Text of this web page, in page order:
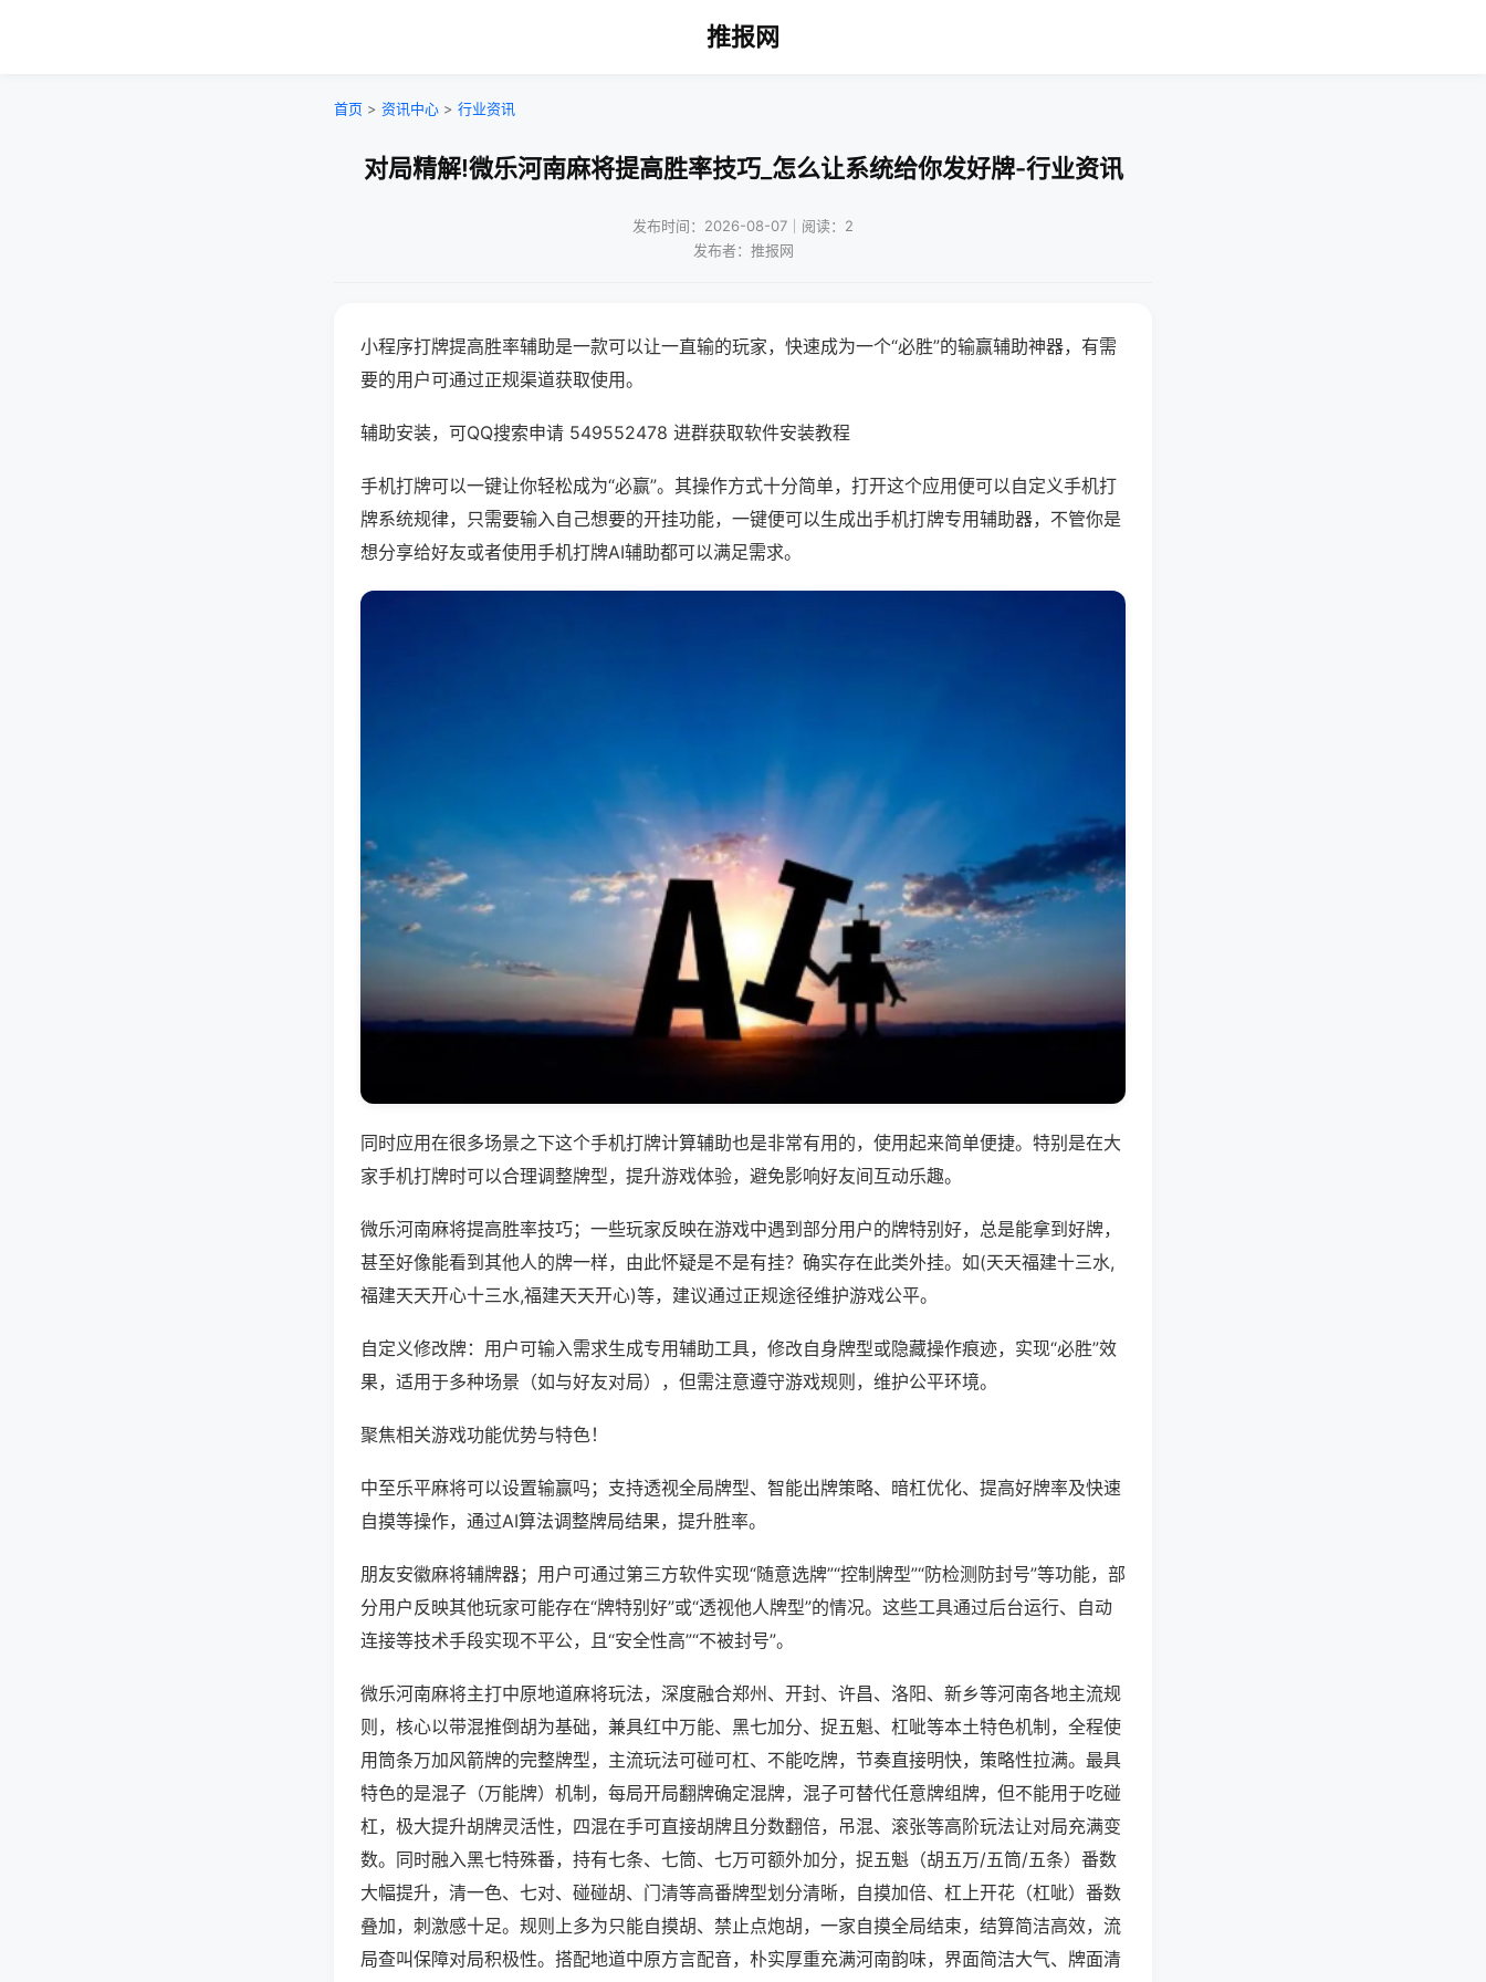
推报网
首页 > 资讯中心 > 行业资讯
对局精解!微乐河南麻将提高胜率技巧_怎么让系统给你发好牌-行业资讯
发布时间：2026-08-07｜阅读：2
发布者：推报网
小程序打牌提高胜率辅助是一款可以让一直输的玩家，快速成为一个“必胜”的输赢辅助神器，有需
要的用户可通过正规渠道获取使用。
辅助安装，可QQ搜索申请 549552478 进群获取软件安装教程
手机打牌可以一键让你轻松成为“必赢”。其操作方式十分简单，打开这个应用便可以自定义手机打
牌系统规律，只需要输入自己想要的开挂功能，一键便可以生成出手机打牌专用辅助器，不管你是
想分享给好友或者使用手机打牌AI辅助都可以满足需求。
同时应用在很多场景之下这个手机打牌计算辅助也是非常有用的，使用起来简单便捷。特别是在大
家手机打牌时可以合理调整牌型，提升游戏体验，避免影响好友间互动乐趣。
微乐河南麻将提高胜率技巧；一些玩家反映在游戏中遇到部分用户的牌特别好，总是能拿到好牌，
甚至好像能看到其他人的牌一样，由此怀疑是不是有挂？确实存在此类外挂。如(天天福建十三水,
福建天天开心十三水,福建天天开心)等，建议通过正规途径维护游戏公平。
自定义修改牌：用户可输入需求生成专用辅助工具，修改自身牌型或隐藏操作痕迹，实现“必胜”效
果，适用于多种场景（如与好友对局），但需注意遵守游戏规则，维护公平环境。
聚焦相关游戏功能优势与特色！
中至乐平麻将可以设置输赢吗；支持透视全局牌型、智能出牌策略、暗杠优化、提高好牌率及快速
自摸等操作，通过AI算法调整牌局结果，提升胜率。
朋友安徽麻将辅牌器；用户可通过第三方软件实现“随意选牌”“控制牌型”“防检测防封号”等功能，部
分用户反映其他玩家可能存在“牌特别好”或“透视他人牌型”的情况。这些工具通过后台运行、自动
连接等技术手段实现不平公，且“安全性高”“不被封号”。
微乐河南麻将主打中原地道麻将玩法，深度融合郑州、开封、许昌、洛阳、新乡等河南各地主流规
则，核心以带混推倒胡为基础，兼具红中万能、黑七加分、捉五魁、杠呲等本土特色机制，全程使
用筒条万加风箭牌的完整牌型，主流玩法可碰可杠、不能吃牌，节奏直接明快，策略性拉满。最具
特色的是混子（万能牌）机制，每局开局翻牌确定混牌，混子可替代任意牌组牌，但不能用于吃碰
杠，极大提升胡牌灵活性，四混在手可直接胡牌且分数翻倍，吊混、滚张等高阶玩法让对局充满变
数。同时融入黑七特殊番，持有七条、七筒、七万可额外加分，捉五魁（胡五万/五筒/五条）番数
大幅提升，清一色、七对、碰碰胡、门清等高番牌型划分清晰，自摸加倍、杠上开花（杠呲）番数
叠加，刺激感十足。规则上多为只能自摸胡、禁止点炮胡，一家自摸全局结束，结算简洁高效，流
局查叫保障对局积极性。搭配地道中原方言配音，朴实厚重充满河南韵味，界面简洁大气、牌面清